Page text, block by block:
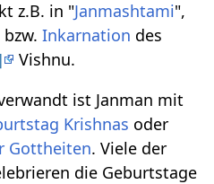
z.B. in "Janmashtami",
bzw.Inkarnation des
Vishnu.
ist Janman mit
Krishnas oder
Gottheiten. Viele der
die Geburtstage